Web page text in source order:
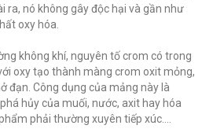
ra, nó không gây độc hại và gần như
oxy hóa.
không khí, nguyên tố crom có trong
oxy tạo thành màng crom oxit mỏng,
đạn. Công dụng của mảng này là
hủy của muối, nước, axit hay hóa
phải thường xuyên tiếp xúc….